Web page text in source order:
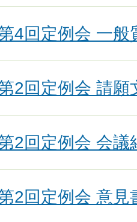
4回定例会 一般
2回定例会 請願
2回定例会 会議
2回定例会 意見